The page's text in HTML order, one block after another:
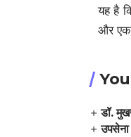
यह है
और एक
डॉ.